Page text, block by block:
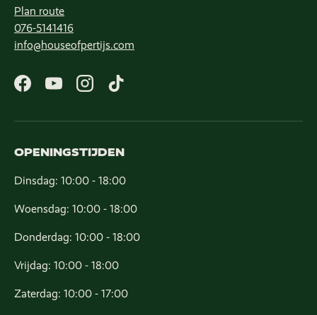
Plan route
076-5141416
info@houseofpertijs.com
Facebook
YouTubeInstagram
TikTok
OPENINGSTIJDEN
Dinsdag: 10:00 - 18:00
Woensdag: 10:00 - 18:00
Donderdag: 10:00 - 18:00
Vrijdag: 10:00 - 18:00
Zaterdag: 10:00 - 17:00